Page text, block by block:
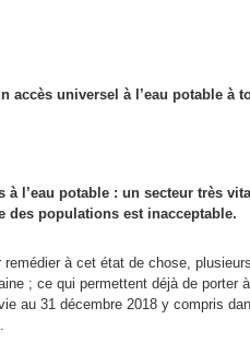
accès universel à l’eau potable à
à l’eau potable : un secteur très
des populations est inacceptable.
remédier à cet état de chose,
; ce qui permettent déjà de porter
au 31 décembre 2018 y compris